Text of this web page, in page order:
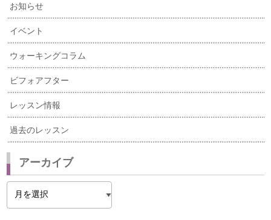
お知らせ
イベント
ウォーキングコラム
ビフォアフター
レッスン情報
過去のレッスン
アーカイブ
ア
カ